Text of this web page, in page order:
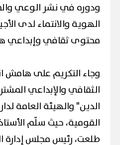
ودوره في نشر الوعي
الهوية والانتماء لدى
محتوى ثقافي وإبداعي
وجاء التكريم على هامش
الثقافي والإبداعي
الدين" والهيئة العامة
القومية، حيث سلّم
طلعت، رئيس مجلس إدارة